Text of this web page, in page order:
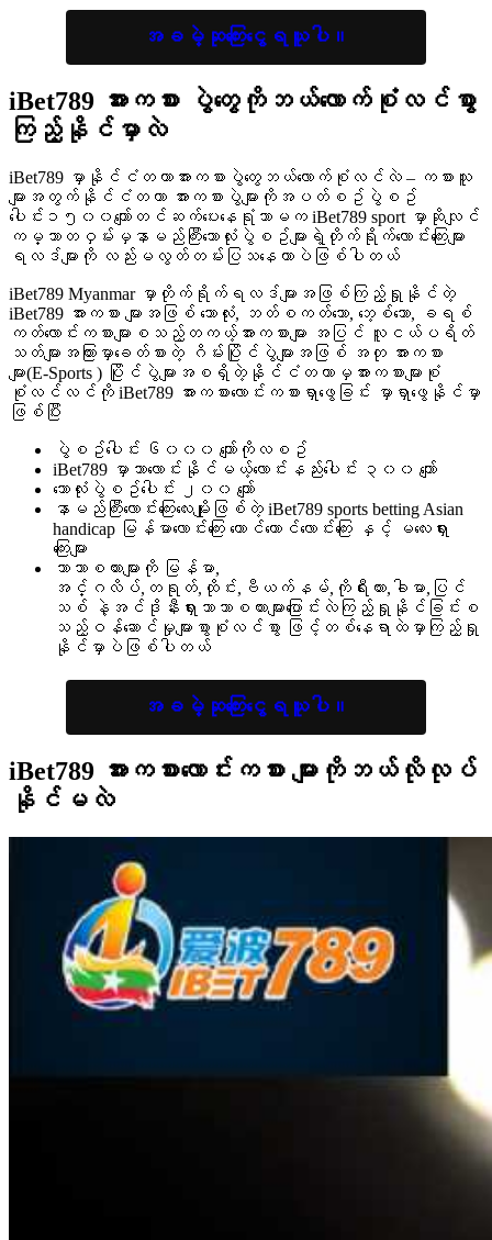
အခမဲ့ဆုကြေးငွေရယူပါ။
iBet789 အားကစား ပွဲတွေကိုဘယ်လောက်စုံလင်စွာ
ကြည့်နိုင်မှာလဲ
iBet789 မှာနိုင်ငံတကာအားကစားပွဲတွေဘယ်လောက်စုံလင်လဲ – ကစားသူ
များအတွက်နိုင်ငံတကာ အားကစားပွဲများကိုအပတ်စဥ်ပွဲစဥ်
ပေါင်း၁၅၀၀ကျော်တင်ဆက်ပေးနေရုံသာမက iBet789 sport မှာဆိုလျင်
ကမ္ဘာတဝှမ်းမှနာမည်ကြီးဘောလုံးပွဲစဥ်များရဲ့တိုက်ရိုက်လောင်းကြေးများ
ရလဒ်များကို လည်းမလွတ်တမ်းပြသနေတာပဲဖြစ်ပါတယ်
iBet789 Myanmar မှာတိုက်ရိုက်ရလဒ်များအဖြစ်ကြည့်ရှုနိုင်တဲ့
iBet789 အားကစား များအဖြစ် ဘောလုံး, ဘတ်စကတ်ဘော, ဘေ့စ်ဘော, ခရစ်
ကတ်လောင်းကစားများစသည့်တကယ့်အားကစားများ အပြင် လူငယ်ပရိတ်
သတ်များအကြားမှာခေတ်စားတဲ့ ဂိမ်းပြိုင်ပွဲများအဖြစ် အတု အားကစား
များ(E-Sports ) ပြိုင်ပွဲများအစရှိတဲ့နိုင်ငံတကာမှအားကစားများစုံ
စုံလင်လင်ကို iBet789 အားကစားလောင်းကစားရှာဖွေခြင်း မှာရှာဖွေနိုင်မှာ
ဖြစ်ပြီး
ပွဲစဥ်ပေါင်း ၆၀၀၀ ကျော်ကိုလစဥ်
iBet789 မှာသာလောင်းနိုင်မယ့်လောင်းနည်းပေါင်း ၃၀၀ ကျော်
ဘောလုံးပွဲစဥ်ပေါင်း ၂၀၀ ကျော်
နာမည်ကြီးလောင်းကြေးလေးမျိုးဖြစ်တဲ့ iBet789 sports betting Asian
handicap မြန်မာလောင်းကြေး ဟောင်ကောင်လောင်းကြေး နှင့် မလေးရှား
ကြေးများ
ဘာသာစကားများကို မြန်မာ,
အင်္ဂလိပ်,တရုတ်,ထိုင်း,ဗီယက်နမ်,ကိုရီးယား,ခါမာ,ပြင်
သစ် နဲ့အင်ဒိုနီးရှားဘာသာစကားများပြောင်းလဲကြည့်ရှုနိုင်ခြင်းစ
သည့်ဝန်ဆောင်မှုများစွာစုံလင်စွာ ဖြင့်တစ်နေရာထဲမှာကြည့်ရှု
နိုင်မှာပဲဖြစ်ပါတယ်
အခမဲ့ဆုကြေးငွေရယူပါ။
iBet789 အားကစားလောင်းကစား များကိုဘယ်လိုလုပ်
နိုင်မလဲ